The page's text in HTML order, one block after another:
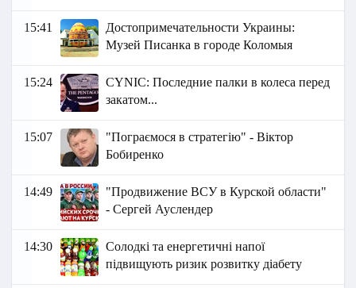
15:41
Достопримечательности Украины:
Музей Писанка в городе Коломыя
15:24
СYNIC: Последние палки в колеса перед
закатом...
15:07
"Пограємося в стратегію" - Віктор
Бобиренко
14:49
"Продвижение ВСУ в Курской области"
- Сергей Ауслендер
14:30
Солодкі та енергетичні напої
підвищують ризик розвитку діабету